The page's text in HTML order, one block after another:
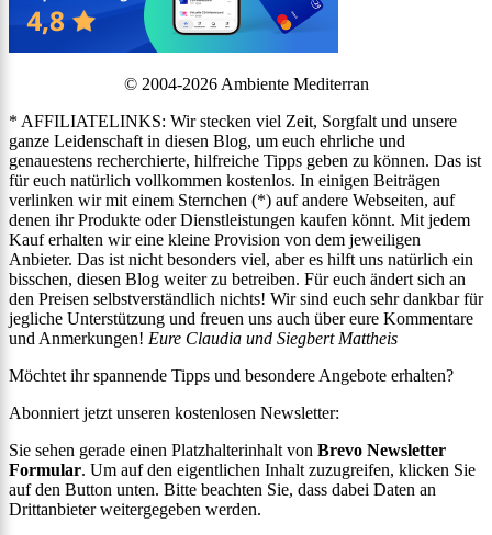
© 2004-2026 Ambiente Mediterran
* AFFILIATELINKS: Wir stecken viel Zeit, Sorgfalt und unsere
ganze Leidenschaft in diesen Blog, um euch ehrliche und
genauestens recherchierte, hilfreiche Tipps geben zu können. Das ist
für euch natürlich vollkommen kostenlos. In einigen Beiträgen
verlinken wir mit einem Sternchen (*) auf andere Webseiten, auf
denen ihr Produkte oder Dienstleistungen kaufen könnt. Mit jedem
Kauf erhalten wir eine kleine Provision von dem jeweiligen
Anbieter. Das ist nicht besonders viel, aber es hilft uns natürlich ein
bisschen, diesen Blog weiter zu betreiben. Für euch ändert sich an
den Preisen selbstverständlich nichts! Wir sind euch sehr dankbar für
jegliche Unterstützung und freuen uns auch über eure Kommentare
und Anmerkungen! Eure Claudia und Siegbert Mattheis
Möchtet ihr spannende Tipps und besondere Angebote erhalten?
Abonniert jetzt unseren kostenlosen Newsletter:
Sie sehen gerade einen Platzhalterinhalt von Brevo Newsletter
Formular. Um auf den eigentlichen Inhalt zuzugreifen, klicken Sie
auf den Button unten. Bitte beachten Sie, dass dabei Daten an
Drittanbieter weitergegeben werden.